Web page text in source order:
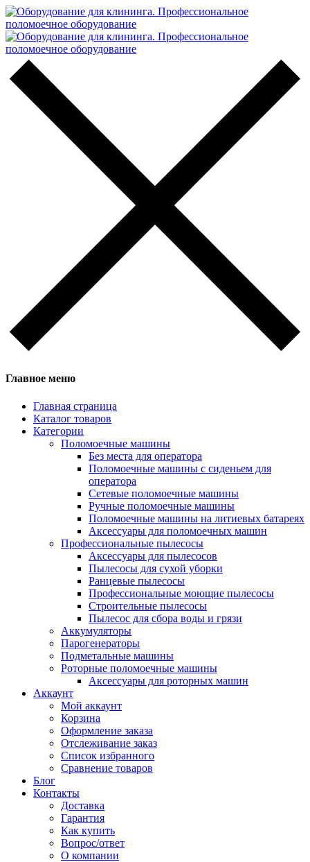
Главное меню
Главная страница
Каталог товаров
Категории
Поломоечные машины
Без места для оператора
Поломоечные машины с сиденьем для
оператора
Сетевые поломоечные машины
Ручные поломоечные машины
Поломоечные машины на литиевых батареях
Аксессуары для поломоечных машин
Профессиональные пылесосы
Аксессуары для пылесосов
Пылесосы для сухой уборки
Ранцевые пылесосы
Профессиональные моющие пылесосы
Строительные пылесосы
Пылесос для сбора воды и грязи
Аккумуляторы
Парогенераторы
Подметальные машины
Роторные поломоечные машины
Аксессуары для роторных машин
Аккаунт
Мой аккаунт
Корзина
Оформление заказа
Отслеживание заказ
Список избранного
Сравнение товаров
Блог
Контакты
Доставка
Гарантия
Как купить
Вопрос/ответ
О компании